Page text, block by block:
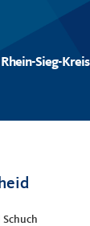
Sieg-Kreis